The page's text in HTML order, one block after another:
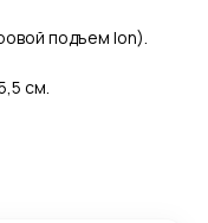
подъем lon).
см.